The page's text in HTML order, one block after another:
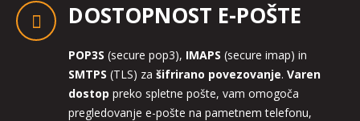
DOSTOPNOST E-POŠTE
POP3S (secure pop3), IMAPS (secure imap) in
SMTPS (TLS) za šifrirano povezovanje. Varen
dostop preko spletne pošte, vam omogoča
pregledovanje e-pošte na pametnem telefonu,